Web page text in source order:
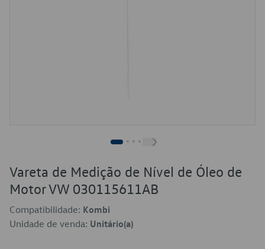
Vareta de Medição de Nível de Óleo de
Motor VW 030115611AB
Compatibilidade: Kombi
Unidade de venda: Unitário(a)